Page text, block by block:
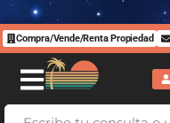
Compra/Vende/Renta Propiedad